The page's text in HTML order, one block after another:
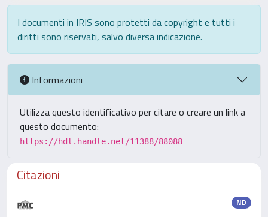
I documenti in IRIS sono protetti da copyright e tutti i
diritti sono riservati, salvo diversa indicazione.
Informazioni
Utilizza questo identificativo per citare o creare un link a
questo documento:
https://hdl.handle.net/11388/88088
Citazioni
ND